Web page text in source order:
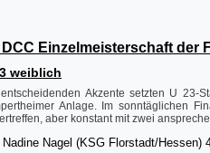
DCC Einzelmeisterschaft der
weiblich
Akzente setzten U 23-
Anlage. Im sonntäglichen
aber konstant mit zwei
Nadine Nagel (KSG Florstadt/Hessen)